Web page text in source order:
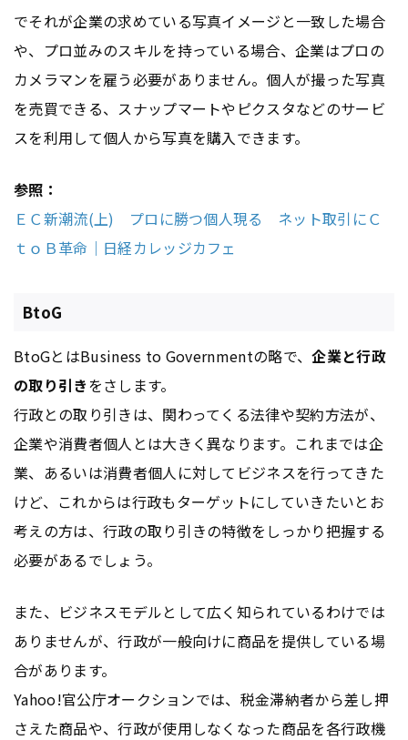
でそれが企業の求めている写真イメージと一致した場合
や、プロ並みのスキルを持っている場合、企業はプロの
カメラマンを雇う必要がありません。個人が撮った写真
を売買できる、スナップマートやピクスタなどのサービ
スを利用して個人から写真を購入できます。
参照：
ＥＣ新潮流(上) プロに勝つ個人現る ネット取引にＣ
ｔｏＢ革命｜日経カレッジカフェ
BtoG
BtoGとはBusiness to Governmentの略で、企業と行政
の取り引きをさします。
行政との取り引きは、関わってくる法律や契約方法が、
企業や消費者個人とは大きく異なります。これまでは企
業、あるいは消費者個人に対してビジネスを行ってきた
けど、これからは行政もターゲットにしていきたいとお
考えの方は、行政の取り引きの特徴をしっかり把握する
必要があるでしょう。
また、ビジネスモデルとして広く知られているわけでは
ありませんが、行政が一般向けに商品を提供している場
合があります。
Yahoo!官公庁オークションでは、税金滞納者から差し押
さえた商品や、行政が使用しなくなった商品を各行政機